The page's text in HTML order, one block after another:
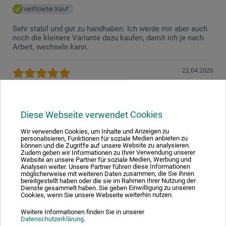
Diese Webseite verwendet Cookies
Wir verwenden Cookies, um Inhalte und Anzeigen zu
personalisieren, Funktionen für soziale Medien anbieten zu
können und die Zugriffe auf unsere Website zu analysieren.
Zudem geben wir Informationen zu Ihrer Verwendung unserer
Website an unsere Partner für soziale Medien, Werbung und
Analysen weiter. Unsere Partner führen diese Informationen
möglicherweise mit weiteren Daten zusammen, die Sie ihnen
bereitgestellt haben oder die sie im Rahmen Ihrer Nutzung der
Dienste gesammelt haben. Sie geben Einwilligung zu unseren
Cookies, wenn Sie unsere Webseite weiterhin nutzen.
Weitere Informationen finden Sie in unserer
Datenschutzerklärung.
verifizierter Kauf
Sehr stabil und gut zu handhaben. Ich werde mir aber auch
noch die kleinere Variante dazu kaufen, damit ich je nach
Arbeit, wechseln kann.
22.04.2020
Das Zeichenbrett ist stabil und lässt sich gut verstellen.
22.04.2020
sinnvoller Helfer am Zeichentisch
Produkt: boesner Zeichenbrett A3 Buche - ca. 44x33x53cm
verifizierter Kauf
Ob als Ablage zur Ansicht von Skizzen oder als
Zeichengrund für kleinere Arbeiten ist das Zeichenbrett eine